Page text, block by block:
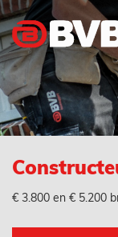
€ 3.800 en € 5.200